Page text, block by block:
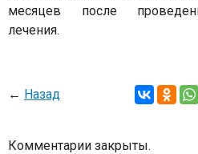
месяцев после
лечения.
← Назад
Комментарии закрыты.